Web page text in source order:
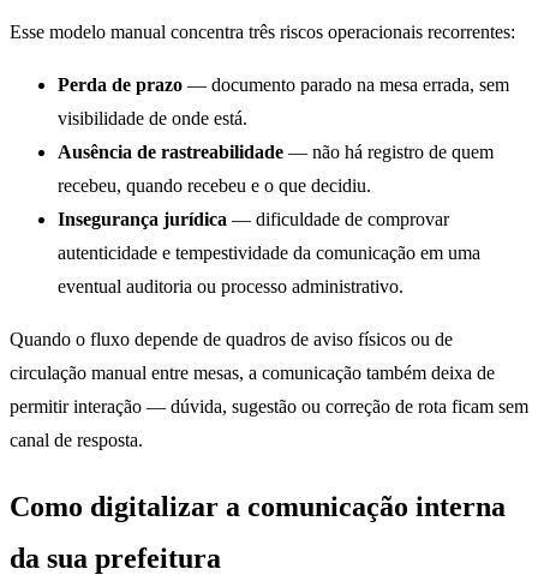
Esse modelo manual concentra três riscos operacionais recorrentes:
Perda de prazo — documento parado na mesa errada, sem
visibilidade de onde está.
Ausência de rastreabilidade — não há registro de quem
recebeu, quando recebeu e o que decidiu.
Insegurança jurídica — dificuldade de comprovar
autenticidade e tempestividade da comunicação em uma
eventual auditoria ou processo administrativo.
Quando o fluxo depende de quadros de aviso físicos ou de
circulação manual entre mesas, a comunicação também deixa de
permitir interação — dúvida, sugestão ou correção de rota ficam sem
canal de resposta.
Como digitalizar a comunicação interna
da sua prefeitura